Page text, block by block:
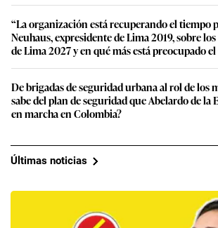
“La organización está recuperando el tiempo
Neuhaus, expresidente de Lima 2019, sobre
de Lima 2027 y en qué más está preocupado
De brigadas de seguridad urbana al rol de los
sabe del plan de seguridad que Abelardo de la
en marcha en Colombia?
Últimas noticias